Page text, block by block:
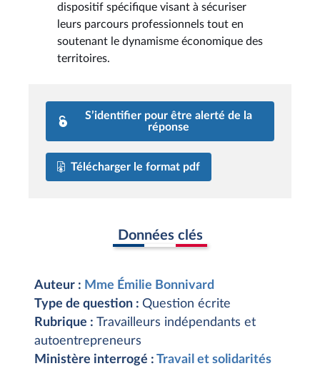
dispositif spécifique visant à sécuriser
leurs parcours professionnels tout en
soutenant le dynamisme économique des
territoires.
S’identifier pour être alerté de la
réponse
Télécharger le format pdf
Données clés
Auteur : Mme Émilie Bonnivard
Type de question : Question écrite
Rubrique : Travailleurs indépendants et
autoentrepreneurs
Ministère interrogé : Travail et solidarités